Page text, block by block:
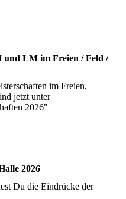
LM im Freien / Feld /
im Freien,
jetzt unter
2026"
2026
Du die Eindrücke der